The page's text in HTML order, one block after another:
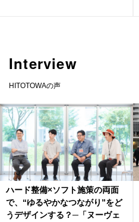
Interview
HITOTOWAの声
ハード整備×ソフト施策の両面
で、“ゆるやかなつながり”をど
うデザインする？─「ヌーヴェ